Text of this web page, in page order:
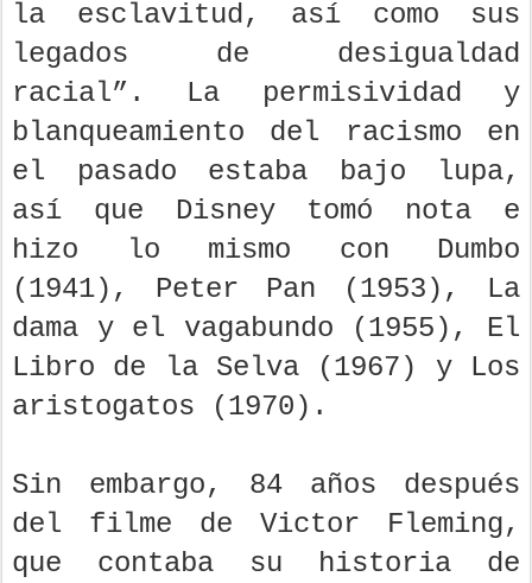
la esclavitud, así como sus
legados de desigualdad
racial”. La permisividad y
blanqueamiento del racismo en
el pasado estaba bajo lupa,
así que Disney tomó nota e
hizo lo mismo con Dumbo
(1941), Peter Pan (1953), La
dama y el vagabundo (1955), El
Libro de la Selva (1967) y Los
aristogatos (1970).
Sin embargo, 84 años después
del filme de Victor Fleming,
que contaba su historia de